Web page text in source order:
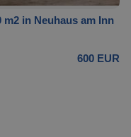
in Neuhaus am Inn
600 EUR